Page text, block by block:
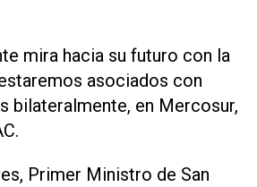
mira hacia su futuro con la
asociados con
bilateralmente, en Mercosur,
Primer Ministro de San